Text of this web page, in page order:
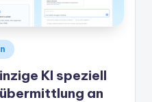
KI speziell
an